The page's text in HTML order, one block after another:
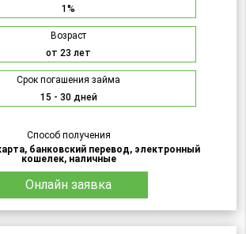
1%
Возраст
от 23 лет
Срок погашения займа
15 - 30 дней
Способ получения
банковский перевод, электронный
кошелек, наличные
Онлайн заявка